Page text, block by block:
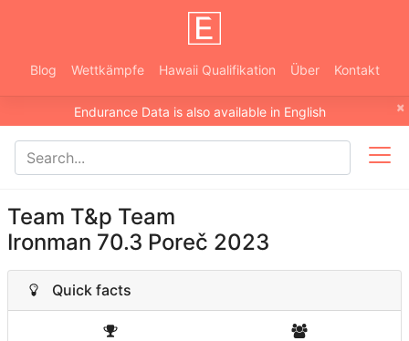
Blog Wettkämpfe Hawaii Qualifikation Über Kontakt
×
Endurance Data is also available in English
Team T&p Team
Ironman 70.3 Poreč 2023
Quick facts